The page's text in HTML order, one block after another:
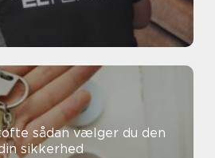
du den
sikkerhed